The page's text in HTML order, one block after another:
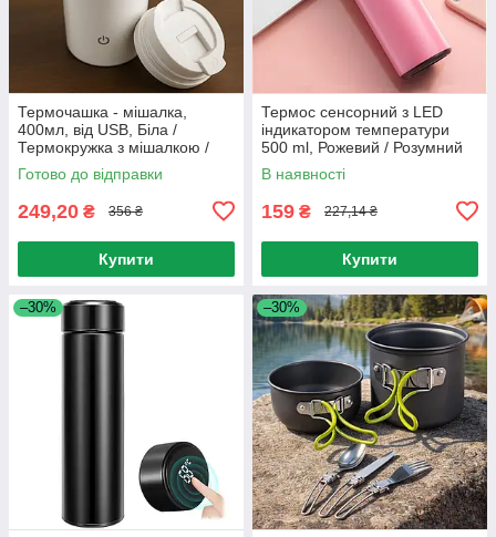
Термочашка - мішалка,
400мл, від USB, Біла /
Термокружка з мішалкою /
Автоматична чашка міксер /
Термокружка для кави
Готово до відправки
249,20 ₴ 356 ₴
Купити
Термос сенсорний з LED
індикатором температури
500 ml, Рожевий / Розумний
термос з датчиком
температури
В наявності
159 ₴ 227,14 ₴
Купити
–30% –30%